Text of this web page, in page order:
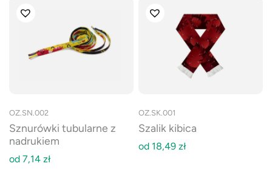
OZ.SN.002
Sznurówki tubularne z
nadrukiem
od 7,14 zł
OZ.SK.001
Szalik kibica
od 18,49 zł